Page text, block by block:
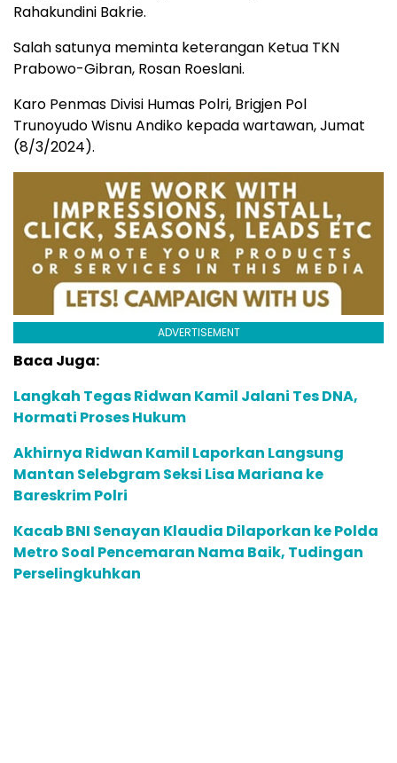
Rahakundini Bakrie.
Salah satunya meminta keterangan Ketua TKN
Prabowo-Gibran, Rosan Roeslani.
Karo Penmas Divisi Humas Polri, Brigjen Pol
Trunoyudo Wisnu Andiko kepada wartawan, Jumat
(8/3/2024).
ADVERTISEMENT
Baca Juga:
Langkah Tegas Ridwan Kamil Jalani Tes DNA,
Hormati Proses Hukum
Akhirnya Ridwan Kamil Laporkan Langsung
Mantan Selebgram Seksi Lisa Mariana ke
Bareskrim Polri
Kacab BNI Senayan Klaudia Dilaporkan ke Polda
Metro Soal Pencemaran Nama Baik, Tudingan
Perselingkuhkan